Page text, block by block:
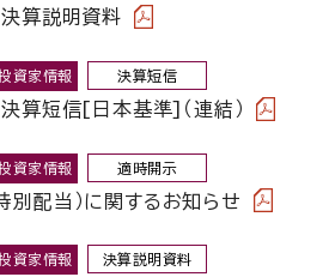
算説明資料
資家情報 決算短信
短信[日本基準]（連結）
資家情報 適時開示
別配当）に関するお知らせ
資家情報 決算説明資料